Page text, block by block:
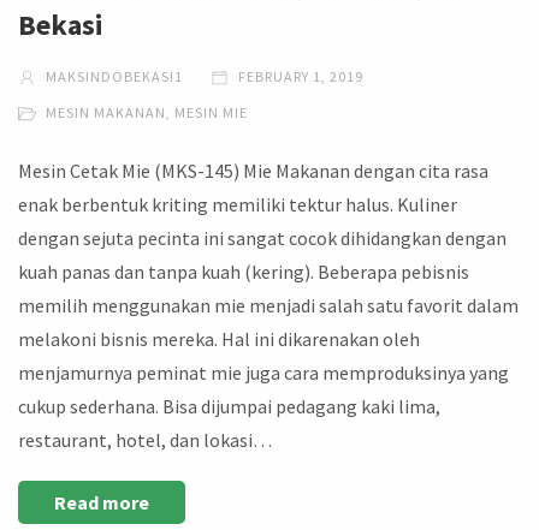
Bekasi
MAKSINDOBEKASI1 FEBRUARY 1, 2019
MESIN MAKANAN MESIN MIE
Mesin Cetak Mie (MKS-145) Mie Makanan dengan cita rasa
enak berbentuk kriting memiliki tektur halus. Kuliner
dengan sejuta pecinta ini sangat cocok dihidangkan dengan
kuah panas dan tanpa kuah (kering). Beberapa pebisnis
memilih menggunakan mie menjadi salah satu favorit dalam
melakoni bisnis mereka. Hal ini dikarenakan oleh
menjamurnya peminat mie juga cara memproduksinya yang
cukup sederhana. Bisa dijumpai pedagang kaki lima,
restaurant, hotel, dan lokasi…
Read more